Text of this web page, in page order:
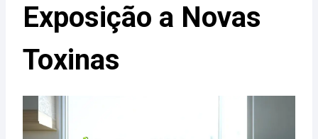
Exposição a Novas
Toxinas